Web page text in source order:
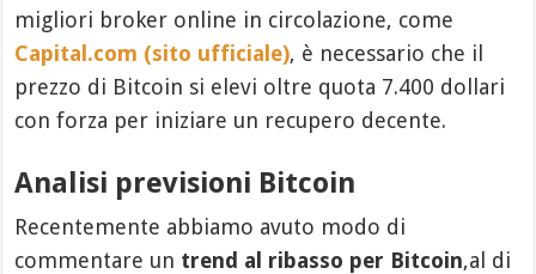
migliori broker online in circolazione, come
Capital.com (sito ufficiale), è necessario che il
prezzo di Bitcoin si elevi oltre quota 7.400 dollari
con forza per iniziare un recupero decente.
Analisi previsioni Bitcoin
Recentemente abbiamo avuto modo di
commentare un trend al ribasso per Bitcoin,al di